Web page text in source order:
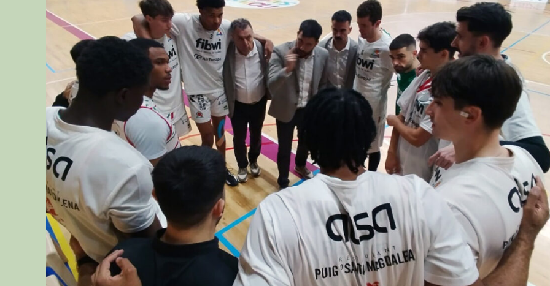
La entrevista bTactic
La entrevista bTactic
mayo 7, 2026
Nos hacemos mayores. Vamos creciendo. Tanto así
que el próximo 20 de mayo celebramos nuestro
cuarto cumpleaños. Y todo crecimiento conlleva
sus cambios. Cambio que...
Leer más